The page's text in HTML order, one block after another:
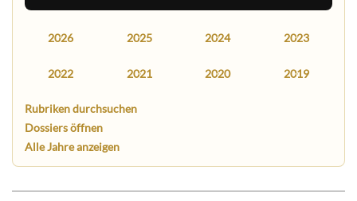
2026 2025 2024 2023
2022 2021 2020 2019
Rubriken durchsuchen
Dossiers öffnen
Alle Jahre anzeigen